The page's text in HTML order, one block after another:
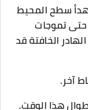
هدأ سطح المحيط
تموجات
الخافتة قد
آخر.
هذا الوقت.